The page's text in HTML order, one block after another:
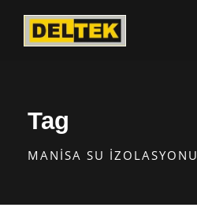
Tag
MANISA SU İZOLASYONU